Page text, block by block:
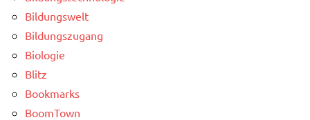
Bildungswelt
Bildungszugang
Biologie
Blitz
Bookmarks
BoomTown